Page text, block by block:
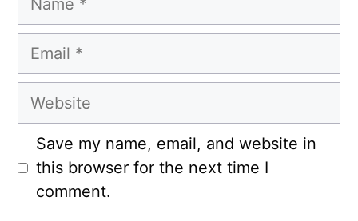
Email
Website
Save my name, email, and website in
this browser for the next time I
comment.